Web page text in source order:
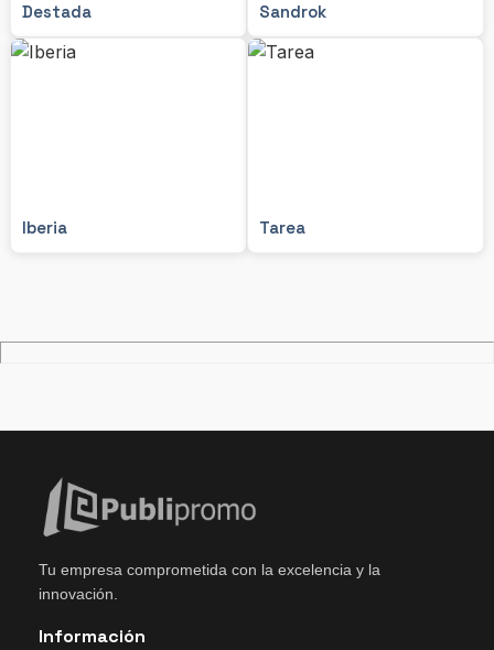
Destada Sandrok
Iberia Tarea
Tu empresa comprometida con la excelencia y la
innovación.
Información